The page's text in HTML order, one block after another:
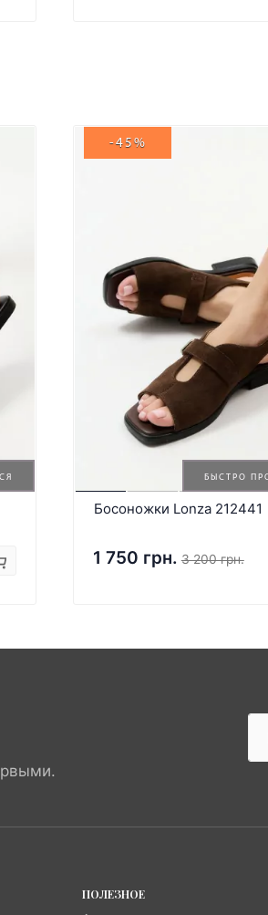
БЫСТРО
-45%
Босоножки Lonza 212441
1 750 грн. 3 200 грн.
ПОЛЕЗНОЕ